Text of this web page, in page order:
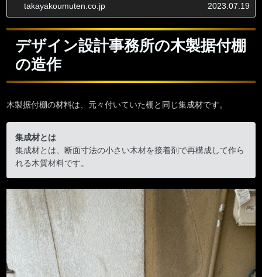
takayakoumuten.co.jp 2023.07.19
デザイン設計事務所の木製据付棚
の造作
木製据付棚の材料は、元々付いていた棚と同じ集成材です。
集成材とは
集成材とは、断面寸法の小さい木材を接着剤で再構成して作ら
れる木質材料です。